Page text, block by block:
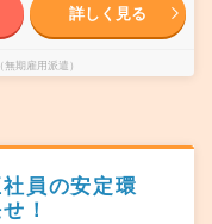
詳しく見る
期雇用派遣）
員の安定環
！